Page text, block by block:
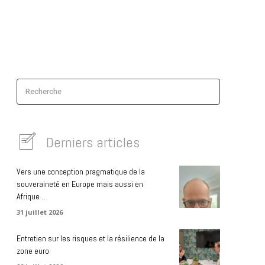
Recherche
Derniers articles
Vers une conception pragmatique de la
souveraineté en Europe mais aussi en
Afrique …
31 juillet 2026
Entretien sur les risques et la résilience de la
zone euro